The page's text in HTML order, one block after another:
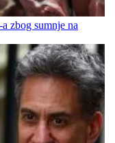
zbog sumnje na